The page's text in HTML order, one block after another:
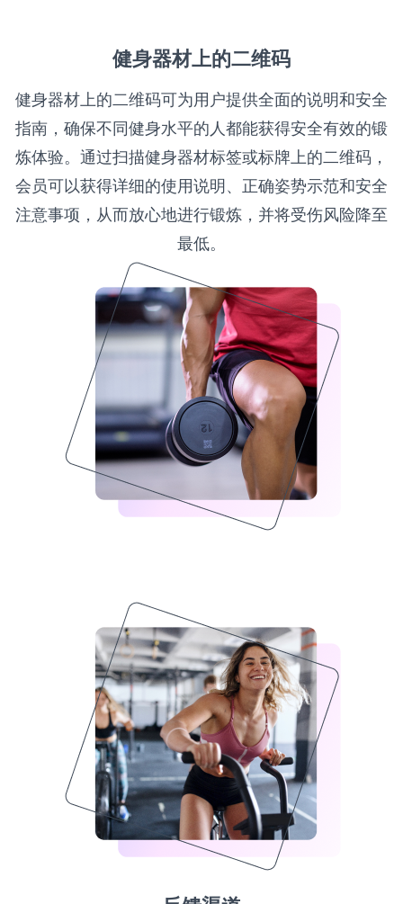
健身器材上的二维码
健身器材上的二维码可为用户提供全面的说明和安全
指南，确保不同健身水平的人都能获得安全有效的锻
炼体验。通过扫描健身器材标签或标牌上的二维码，
会员可以获得详细的使用说明、正确姿势示范和安全
注意事项，从而放心地进行锻炼，并将受伤风险降至
最低。